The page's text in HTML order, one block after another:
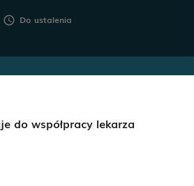
schedule Do ustalenia
do współpracy lekarza